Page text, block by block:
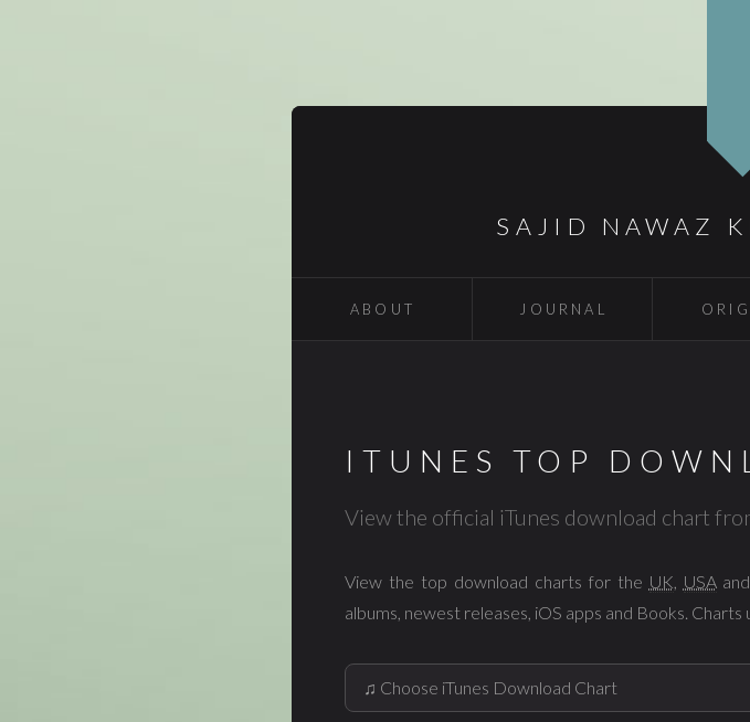
SAJID NAWAZ
ABOUT JOURNAL
ITUNES TOP
View the official iTunes download chart
View the top download charts for the UK, USA
albums, newest releases, iOS apps and Books. Charts